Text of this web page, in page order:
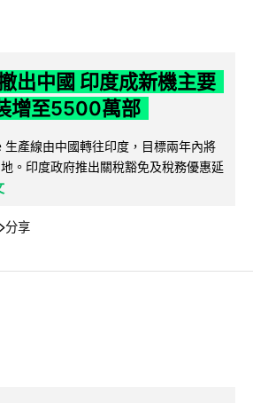
出中國 印度成新機主要
增至5500萬部
產線由中國轉往印度，目標兩年內將
。印度政府推出關稅豁免及稅務優惠延
分享